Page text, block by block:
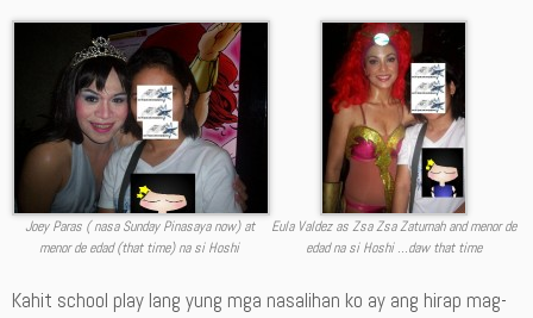
Joey Paras ( nasa Sunday Pinasaya now) at
menor de edad (that time) na si Hoshi
Eula Valdez as Zsa Zsa Zaturnah and menor de
edad na si Hoshi …daw that time
Kahit school play lang yung mga nasalihan ko ay ang hirap mag-